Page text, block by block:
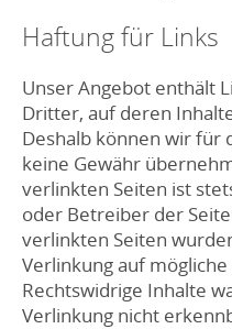
Haftung für Links
Unser Angebot enthält
Dritter, auf deren
Deshalb können wir für
keine Gewähr
verlinkten Seiten ist
oder Betreiber der
verlinkten Seiten
Verlinkung auf
Rechtswidrige Inhalte
Verlinkung nicht